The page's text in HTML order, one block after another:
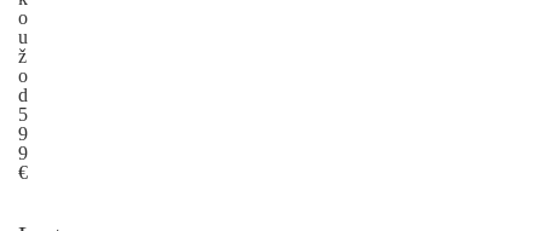
o
u
ž
o
d
5
9
9
€